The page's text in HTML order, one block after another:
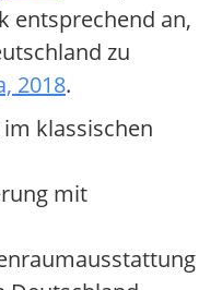
entsprechend an,
zu
2018.
klassischen
mit